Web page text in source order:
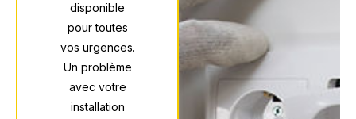
disponible
pour toutes
vos urgences.
Un problème
avec votre
installation